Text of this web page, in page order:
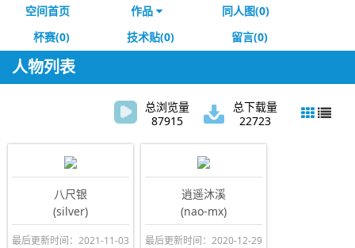
空间首页 作品
同人图(0)
杯赛(0)
技术贴(0) 留言(0)
人物列表
总浏览量
87915
总下载量
22723
八尺银
(silver)
最后更新时间：2021-11-03
逍遥沐溪
(nao-mx)
最后更新时间：2020-12-29